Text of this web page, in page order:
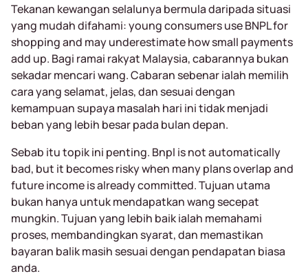
Tekanan kewangan selalunya bermula daripada situasi
yang mudah difahami: young consumers use BNPL for
shopping and may underestimate how small payments
add up. Bagi ramai rakyat Malaysia, cabarannya bukan
sekadar mencari wang. Cabaran sebenar ialah memilih
cara yang selamat, jelas, dan sesuai dengan
kemampuan supaya masalah hari ini tidak menjadi
beban yang lebih besar pada bulan depan.
Sebab itu topik ini penting. Bnpl is not automatically
bad, but it becomes risky when many plans overlap and
future income is already committed. Tujuan utama
bukan hanya untuk mendapatkan wang secepat
mungkin. Tujuan yang lebih baik ialah memahami
proses, membandingkan syarat, dan memastikan
bayaran balik masih sesuai dengan pendapatan biasa
anda.